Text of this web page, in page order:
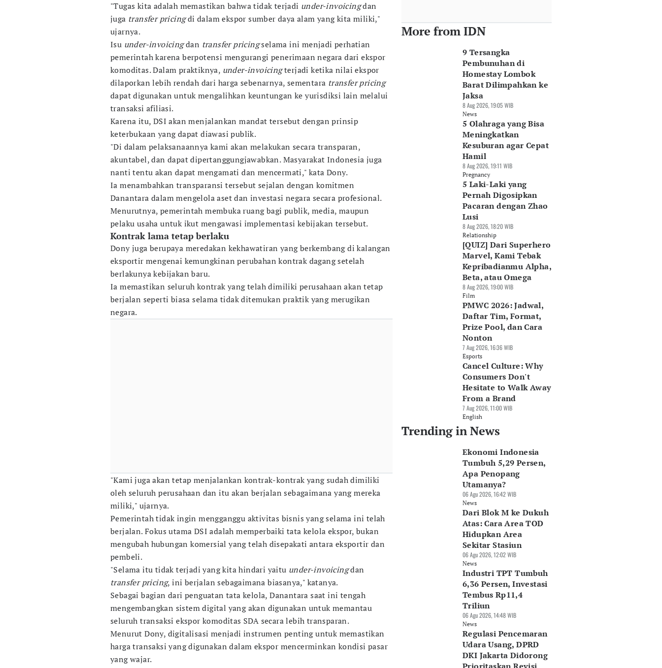
"Tugas kita adalah memastikan bahwa tidak terjadi under-invoicingdan
juga transfer pricingdi dalam ekspor sumber daya alam yang kita miliki,"
ujarnya.
Isu under-invoicingdan transfer pricingselama ini menjadi perhatian
pemerintah karena berpotensi mengurangi penerimaan negara dari ekspor
komoditas. Dalam praktiknya, under-invoicingterjadi ketika nilai ekspor
dilaporkan lebih rendah dari harga sebenarnya, sementara transfer pricing
dapat digunakan untuk mengalihkan keuntungan ke yurisdiksi lain melalui
transaksi afiliasi.
Karena itu, DSI akan menjalankan mandat tersebut dengan prinsip
keterbukaan yang dapat diawasi publik.
"Di dalam pelaksanaannya kami akan melakukan secara transparan,
akuntabel, dan dapat dipertanggungjawabkan. Masyarakat Indonesia juga
nanti tentu akan dapat mengamati dan mencermati," kata Dony.
Ia menambahkan transparansi tersebut sejalan dengan komitmen
Danantara dalam mengelola aset dan investasi negara secara profesional.
Menurutnya, pemerintah membuka ruang bagi publik, media, maupun
pelaku usaha untuk ikut mengawasi implementasi kebijakan tersebut.
Kontrak lama tetap berlaku
Dony juga berupaya meredakan kekhawatiran yang berkembang di kalangan
eksportir mengenai kemungkinan perubahan kontrak dagang setelah
berlakunya kebijakan baru.
Ia memastikan seluruh kontrak yang telah dimiliki perusahaan akan tetap
berjalan seperti biasa selama tidak ditemukan praktik yang merugikan
negara.
"Kami juga akan tetap menjalankan kontrak-kontrak yang sudah dimiliki
oleh seluruh perusahaan dan itu akan berjalan sebagaimana yang mereka
miliki," ujarnya.
Pemerintah tidak ingin mengganggu aktivitas bisnis yang selama ini telah
berjalan. Fokus utama DSI adalah memperbaiki tata kelola ekspor, bukan
mengubah hubungan komersial yang telah disepakati antara eksportir dan
pembeli.
"Selama itu tidak terjadi yang kita hindari yaitu under-invoicingdan
transfer pricing, ini berjalan sebagaimana biasanya," katanya.
Sebagai bagian dari penguatan tata kelola, Danantara saat ini tengah
mengembangkan sistem digital yang akan digunakan untuk memantau
seluruh transaksi ekspor komoditas SDA secara lebih transparan.
Menurut Dony, digitalisasi menjadi instrumen penting untuk memastikan
harga transaksi yang digunakan dalam ekspor mencerminkan kondisi pasar
yang wajar.
More from IDN
9 Tersangka
Pembunuhan di
Homestay Lombok
Barat Dilimpahkan ke
Jaksa
8 Aug 2026, 19:05 WIB
News
5 Olahraga yang Bisa
Meningkatkan
Kesuburan agar Cepat
Hamil
8 Aug 2026, 19:11 WIB
Pregnancy
5 Laki-Laki yang
Pernah Digosipkan
Pacaran dengan Zhao
Lusi
8 Aug 2026, 18:20 WIB
Relationship
[QUIZ] Dari Superhero
Marvel, Kami Tebak
Kepribadianmu Alpha,
Beta, atau Omega
8 Aug 2026, 19:00 WIB
Film
PMWC 2026: Jadwal,
Daftar Tim, Format,
Prize Pool, dan Cara
Nonton
7 Aug 2026, 16:36 WIB
Esports
Cancel Culture: Why
Consumers Don't
Hesitate to Walk Away
From a Brand
7 Aug 2026, 11:00 WIB
English
Trending in News
Ekonomi Indonesia
Tumbuh 5,29 Persen,
Apa Penopang
Utamanya?
06 Agu 2026, 16:42 WIB
News
Dari Blok M ke Dukuh
Atas: Cara Area TOD
Hidupkan Area
Sekitar Stasiun
06 Agu 2026, 12:02 WIB
News
Industri TPT Tumbuh
6,36 Persen, Investasi
Tembus Rp11,4
Triliun
06 Agu 2026, 14:48 WIB
News
Regulasi Pencemaran
Udara Usang, DPRD
DKI Jakarta Didorong